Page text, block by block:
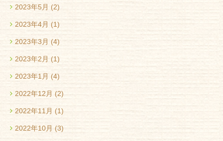
2023年5月 (2)
2023年4月 (1)
2023年3月 (4)
2023年2月 (1)
2023年1月 (4)
2022年12月 (2)
2022年11月 (1)
2022年10月 (3)